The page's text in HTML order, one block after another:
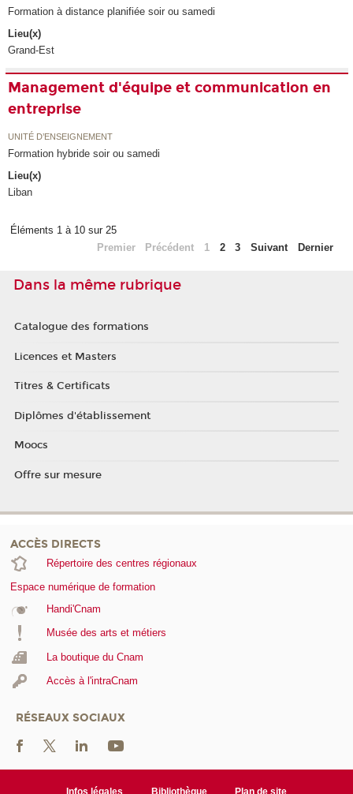
Formation à distance planifiée soir ou samedi
Lieu(x)
Grand-Est
Management d'équipe et communication en
entreprise
UNITÉ D’ENSEIGNEMENT
Formation hybride soir ou samedi
Lieu(x)
Liban
Éléments 1 à 10 sur 25
Premier
Précédent 1 2 3 Suivant Dernier
Dans la même rubrique
Catalogue des formations
Licences et Masters
Titres & Certificats
Diplômes d'établissement
Moocs
Offre sur mesure
ACCÈS DIRECTS
Répertoire des centres régionaux
Espace numérique de formation
Handi'Cnam
Musée des arts et métiers
La boutique du Cnam
Accès à l'intraCnam
RÉSEAUX SOCIAUX
Infos légales Bibliothèque Plan de site